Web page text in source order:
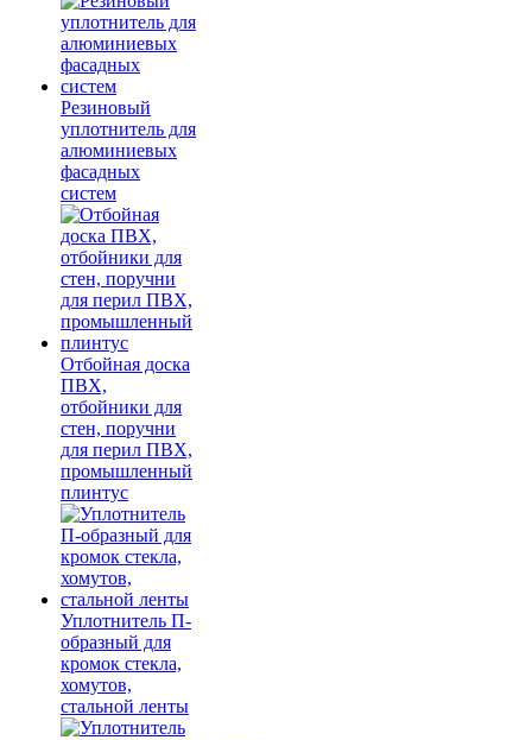
Резиновый
уплотнитель для
алюминиевых
фасадных
систем
Отбойная доска
ПВХ,
отбойники для
стен, поручни
для перил ПВХ,
промышленный
плинтус
Уплотнитель П-
образный для
кромок стекла,
хомутов,
стальной ленты